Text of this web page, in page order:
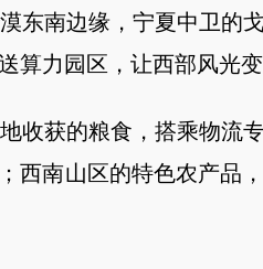
南边缘，宁夏中卫的戈
算力园区，让西部风光
获的粮食，搭乘物流专
西南山区的特色农产品